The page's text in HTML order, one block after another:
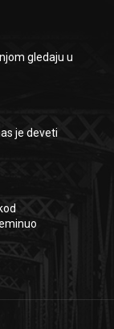
gledaju u
je deveti